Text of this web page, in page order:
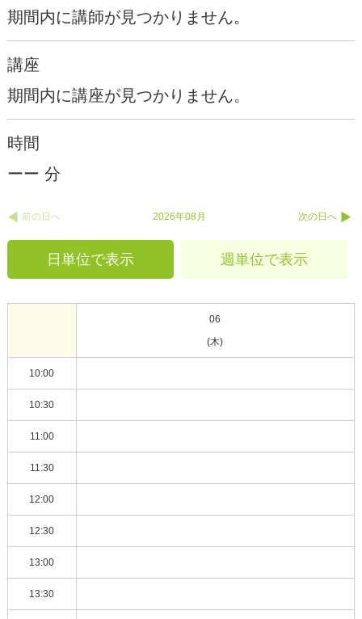
期間内に講師が見つかりません。
講座
期間内に講座が見つかりません。
時間
ーー 分
前の日へ 2026年08月 次の日へ
週単位で表示
日単位で表示
06
(木)
10:00
10:30
11:00
11:30
12:00
12:30
13:00
13:30